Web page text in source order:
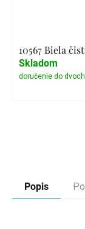
10567 Biela
Skladom
Popis